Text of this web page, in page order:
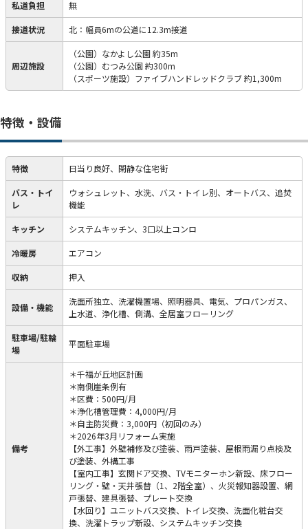
私道負担 無
接道状況 北：幅員6mの公道に12.3m接道
周辺施設
（公園）なかよし公園 約35m
（公園）むつみ公園 約300m
（スポーツ施設）ファイブハンドレッドクラブ 約1,300m
特徴・設備
特徴 日当り良好、閑静な住宅街
バス・トイ
レ
ウォシュレット、水洗、バス・トイレ別、オートバス、追焚
機能
キッチン システムキッチン、3口以上コンロ
冷暖房 エアコン
収納 押入
設備・機能
洗面所独立、洗濯機置場、照明器具、電気、プロパンガス、
上水道、浄化槽、側溝、全居室フローリング
駐車場/駐輪
場
平面駐車場
備考
＊千福が丘地区計画
＊南側崖条例有
＊区費：500円/月
＊浄化槽管理費：4,000円/月
＊自主防災費：3,000円（初回のみ）
＊2026年3月リフォーム実施
【外工事】外壁補修及び塗装、雨戸塗装、屋根雨漏り点検及
び塗装、外構工事
【室内工事】玄関ドア交換、TVモニターホン新設、床フロー
リング・壁・天井張替（1、2階全室）、火災報知器設置、網
戸張替、建具張替、プレート交換
【水回り】ユニットバス交換、トイレ交換、洗面化粧台交
換、洗濯トラップ新設、システムキッチン交換